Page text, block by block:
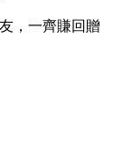
，一齊賺回贈